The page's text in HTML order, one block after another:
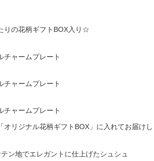
りの花柄ギフトBOX入り☆
チャームプレート
チャームプレート
チャームプレート
オリジナル花柄ギフトBOX」に入れてお届けし
ン地でエレガントに仕上げたシュシュ